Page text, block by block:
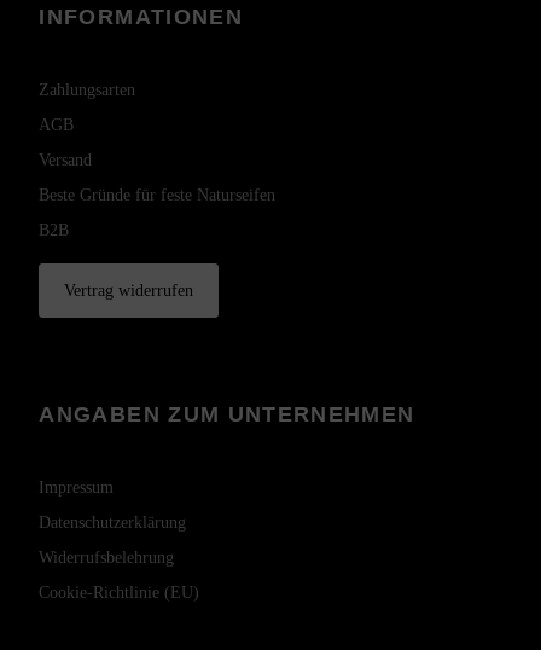
INFORMATIONEN
Zahlungsarten
AGB
Versand
Beste Gründe für feste Naturseifen
B2B
Vertrag widerrufen
ANGABEN ZUM UNTERNEHMEN
Impressum
Datenschutzerklärung
Widerrufsbelehrung
Cookie-Richtlinie (EU)